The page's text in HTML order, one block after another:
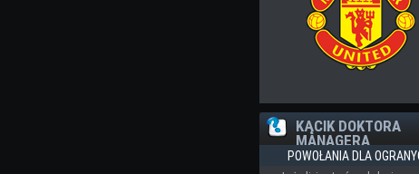
KĄCIK DOKTORA
MANAGERA
POWOŁANIA DLA